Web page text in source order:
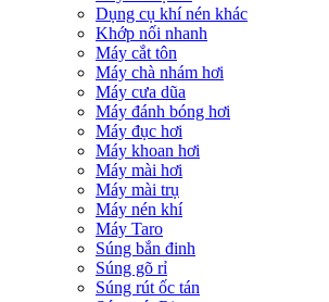
Dụng cụ khí nén khác
Khớp nối nhanh
Máy cắt tôn
Máy chà nhám hơi
Máy cưa dũa
Máy đánh bóng hơi
Máy đục hơi
Máy khoan hơi
Máy mài hơi
Máy mài trụ
Máy nén khí
Máy Taro
Súng bắn đinh
Súng gõ rỉ
Súng rút ốc tán